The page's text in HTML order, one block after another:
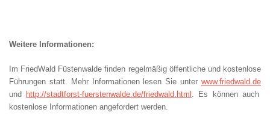
Weitere Informationen:
Im FriedWald Füstenwalde finden regelmäßig öffentliche und kostenlose
Führungen statt. Mehr Informationen lesen Sie unter www.friedwald.de
und
http://stadtforst-fuerstenwalde.de/friedwald.html . Es können auch
kostenlose Informationen angefordert werden.